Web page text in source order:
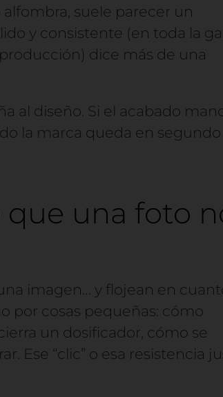
suele parecer un
y consistente (en toda la
dice más de una
al diseño. Si el acabado
la marca queda en segundo
que una foto
imagen… y flojean en
por cosas pequeñas: cómo
un dosificador, cómo se
Ese “clic” o esa resistencia